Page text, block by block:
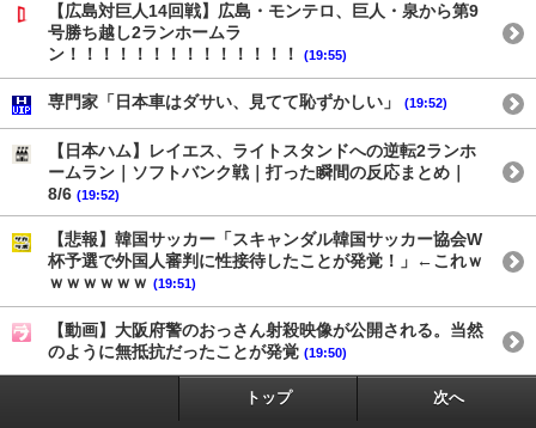
【広島対巨人14回戦】広島・モンテロ、巨人・泉から第9
号勝ち越し2ランホームラ
ン！！！！！！！！！！！！！！
(19:55)
専門家「日本車はダサい、見てて恥ずかしい」 (19:52)
【日本ハム】レイエス、ライトスタンドへの逆転2ランホ
ームラン｜ソフトバンク戦｜打った瞬間の反応まとめ｜
8/6 (19:52)
【悲報】韓国サッカー「スキャンダル韓国サッカー協会W
杯予選で外国人審判に性接待したことが発覚！」←これｗ
ｗｗｗｗｗｗ (19:51)
【動画】大阪府警のおっさん射殺映像が公開される。当然
のように無抵抗だったことが発覚 (19:50)
トップ 次へ